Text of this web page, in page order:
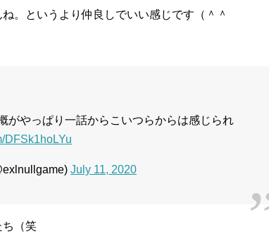
。というより仲良しでいい感じです（＾＾
がやっぱり一話からこいつらからは感じられ
DFSk1hoLYu
July 11, 2020
ち（笑